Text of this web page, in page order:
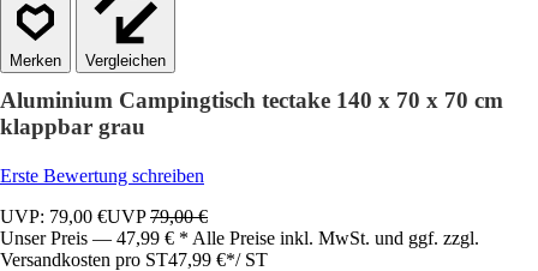
Vergleichen
Aluminium Campingtisch tectake 140 x 70 x 70 cm
klappbar grau
Erste Bewertung schreiben
UVP: 79,00 €UVP79,00 €
Unser Preis — 47,99 € * Alle Preise inkl. MwSt. und ggf. zzgl.
Versandkosten pro ST47,99 €*/ ST